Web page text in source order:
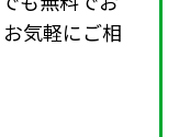
気軽にご相